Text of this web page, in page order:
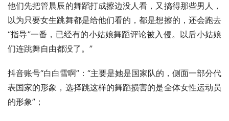
他们先把管晨辰的舞蹈打成擦边没人看，又搞得那些男人，
以为只要女生跳舞都是给他们看的，都是想擦的，还会跑去
“指导”一番，已经有的小姑娘舞蹈评论被入侵。以后小姑娘
们连跳舞自由都没了。”
抖音账号“白白雪啊”：“主要是她是国家队的，侧面一部分代
表国家的形象，选择跳这样的舞蹈损害的是全体女性运动员
的形象”；